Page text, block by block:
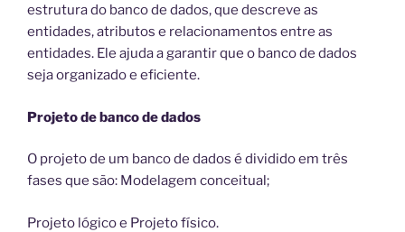
estrutura do banco de dados, que descreve as
entidades, atributos e relacionamentos entre as
entidades. Ele ajuda a garantir que o banco de dados
seja organizado e eficiente.
Projeto de banco de dados
O projeto de um banco de dados é dividido em três
fases que são: Modelagem conceitual;
Projeto lógico e Projeto físico.